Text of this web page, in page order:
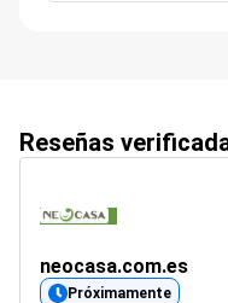
Reseñas
neocasa.com.es
Próximamente